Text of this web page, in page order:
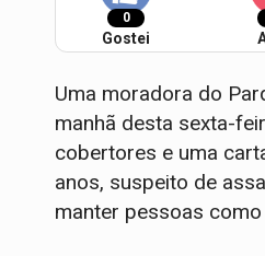
0
Gostei
Uma moradora do
manhã desta sexta-
cobertores e uma
anos, suspeito de
manter pessoas